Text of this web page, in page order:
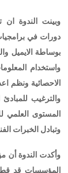
وبينت الندوة
دورات في
بوساطة الايميل
واستخدام
الاحصائية ونظم
والترغيب
المستوى العلمي
وتبادل الخبرات
وأكدت الندوة أن
المؤسسات قد